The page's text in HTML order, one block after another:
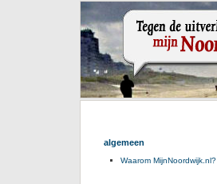
algemeen
Waarom MijnNoordwijk.nl?